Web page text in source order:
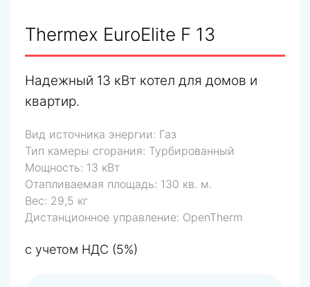
Thermex EuroElite F 13
Надежный 13 кВт котел для домов и
квартир.
Вид источника энергии: Газ
Тип камеры сгорания: Турбированный
Мощность: 13 кВт
Отапливаемая площадь: 130 кв. м.
Вес: 29,5 кг
Дистанционное управление: OpenTherm
с учетом НДС (5%)